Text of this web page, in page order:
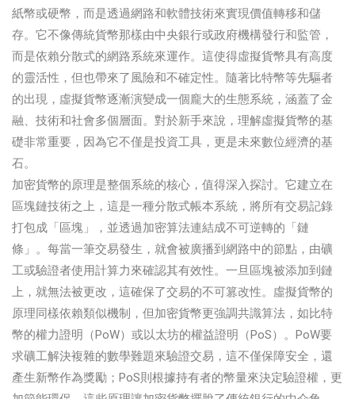
紙幣或硬幣，而是透過網路和軟體技術來實現價值轉移和儲
存。它不像傳統貨幣那樣由中央銀行或政府機構發行和監管，
而是依賴分散式的網路系統來運作。這使得虛擬貨幣具有高度
的靈活性，但也帶來了風險和不確定性。隨著比特幣等先驅者
的出現，虛擬貨幣逐漸演變成一個龐大的生態系統，涵蓋了金
融、技術和社會多個層面。對於新手來說，理解虛擬貨幣的基
礎非常重要，因為它不僅是投資工具，更是未來數位經濟的基
石。
加密貨幣的原理是整個系統的核心，值得深入探討。它建立在
區塊鏈技術之上，這是一種分散式帳本系統，將所有交易記錄
打包成「區塊」，並透過加密算法連結成不可逆轉的「鏈
條」。每當一筆交易發生，就會被廣播到網路中的節點，由礦
工或驗證者使用計算力來確認其有效性。一旦區塊被添加到鏈
上，就無法被更改，這確保了交易的不可篡改性。虛擬貨幣的
原理同樣依賴類似機制，但加密貨幣更強調共識算法，如比特
幣的權力證明（PoW）或以太坊的權益證明（PoS）。PoW要
求礦工解決複雜的數學難題來驗證交易，這不僅保障安全，還
產生新幣作為獎勵；PoS則根據持有者的幣量來決定驗證權，更